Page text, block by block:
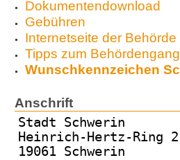
Dokumentendownload
Gebühren
Internetseite der Behörde
Tipps zum Behördengang
Wunschkennzeichen
Anschrift
Stadt Schwerin
Heinrich-Hertz-Ring 2
19061 Schwerin